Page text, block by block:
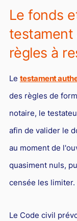
Droit aérien
Caution bancaire
Communication
Grande
Droit de
Concurrence
Gestion des
Le fonds
testament
règles à
Le testament
des règles de
notaire, le
afin de valider le
au moment de
quasiment nuls,
censée les limiter.
Le Code civil